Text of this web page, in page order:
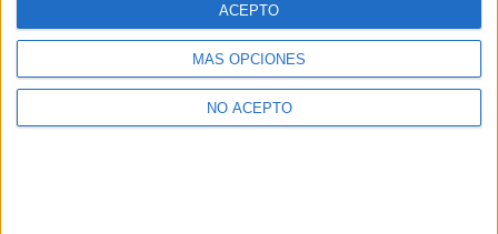
MÁS OPCIONES
NO ACEPTO
ACEPTO